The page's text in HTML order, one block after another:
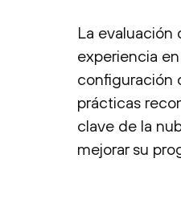
La evaluación
experiencia
configuración
prácticas
clave de la
mejorar su